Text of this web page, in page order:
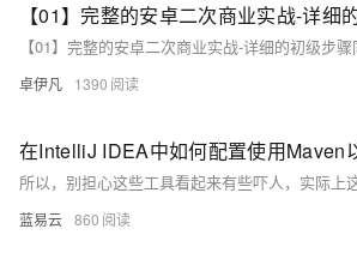
卓伊凡 1390
在IntelliJ IDEA中如何配置使用Maven
蓝易云 860